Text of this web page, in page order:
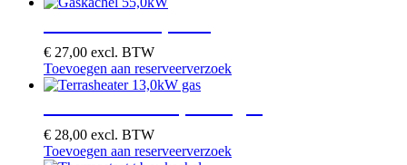
€ 27,00 excl. BTW
Toevoegen aan reserveerverzoek
€ 28,00 excl. BTW
Toevoegen aan reserveerverzoek